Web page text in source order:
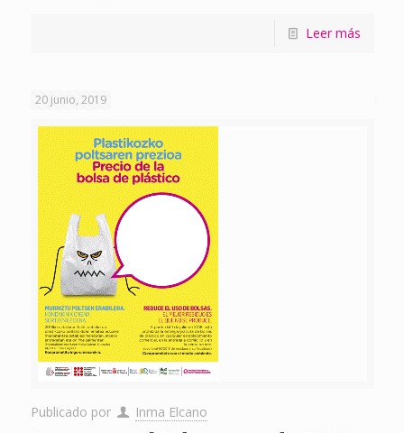
Leer más
20 junio, 2019
Publicado por Inma Elcano